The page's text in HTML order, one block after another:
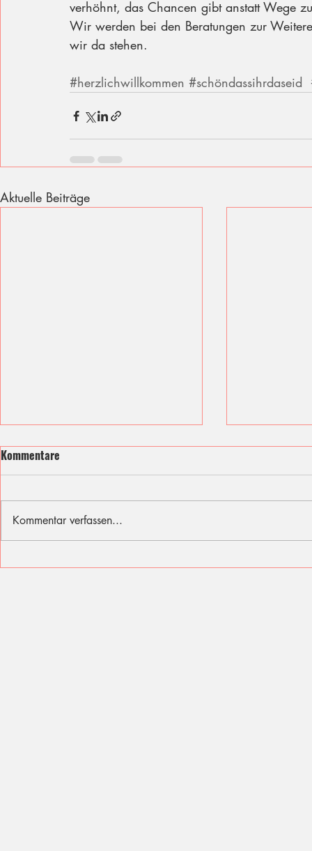
verhöhnt, das Chancen gibt anstatt Wege
Wir werden bei den Beratungen zur
wir da stehen.
#herzlichwillkommen #schöndassihrdaseid
Aktuelle Beiträge
Ich fühle mit den Opfern des
Sommer,
Kommentare
Kommentar verfassen...